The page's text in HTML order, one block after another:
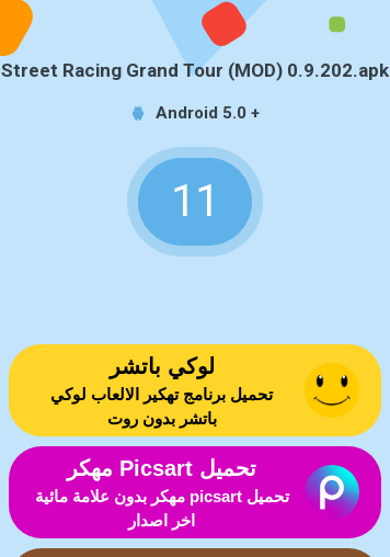
Street Racing Grand Tour (MOD) 0.9.202.apk
Android 5.0 +
10
لوكي باتشر
تحميل برنامج تهكير الالعاب لوكي
باتشر بدون روت
تحميل Picsart مهكر
تحميل picsart مهكر بدون علامة مائية
اخر اصدار